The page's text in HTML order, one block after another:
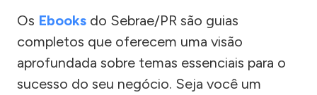
Os Ebooks do Sebrae/PR são guias
completos que oferecem uma visão
aprofundada sobre temas essenciais para o
sucesso do seu negócio. Seja você um